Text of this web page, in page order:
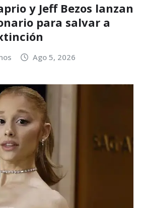
y Jeff Bezos lanzan
para salvar a
Ago 5, 2026